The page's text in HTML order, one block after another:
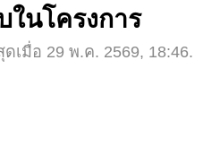
นโครงการ
เมื่อ 29 พ.ค. 2569, 18:46.